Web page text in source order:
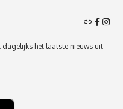
dagelijks het laatste nieuws uit